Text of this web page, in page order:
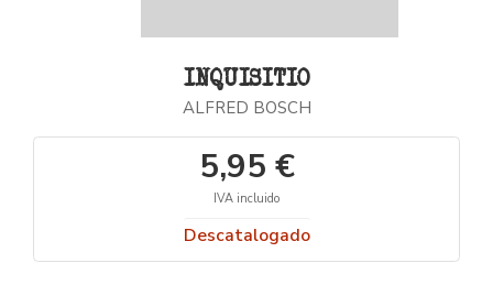
INQUISITIO
ALFRED BOSCH
5,95 €
IVA incluido
Descatalogado